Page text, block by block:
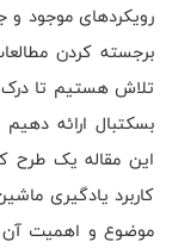
رویکردهای موجود و
برجسته کردن
تلاش هستیم تا درک
بسکتبال ارائه
این مقاله یک طرح
کاربرد یادگیری
موضوع و اهمیت